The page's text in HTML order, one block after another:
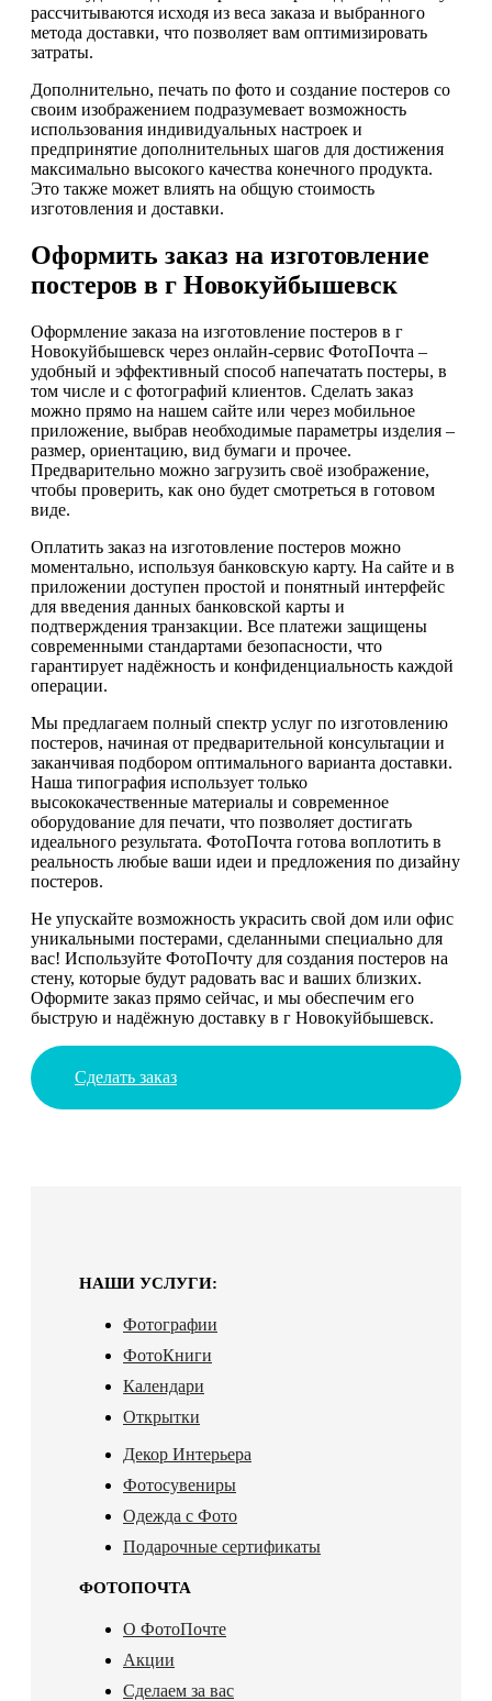
рассчитываются исходя из веса заказа и выбранного
метода доставки, что позволяет вам оптимизировать
затраты.
Дополнительно, печать по фото и создание постеров со
своим изображением подразумевает возможность
использования индивидуальных настроек и
предпринятие дополнительных шагов для достижения
максимально высокого качества конечного продукта.
Это также может влиять на общую стоимость
изготовления и доставки.
Оформить заказ на изготовление
постеров в г Новокуйбышевск
Оформление заказа на изготовление постеров в г
Новокуйбышевск через онлайн-сервис ФотоПочта –
удобный и эффективный способ напечатать постеры, в
том числе и с фотографий клиентов. Сделать заказ
можно прямо на нашем сайте или через мобильное
приложение, выбрав необходимые параметры изделия –
размер, ориентацию, вид бумаги и прочее.
Предварительно можно загрузить своё изображение,
чтобы проверить, как оно будет смотреться в готовом
виде.
Оплатить заказ на изготовление постеров можно
моментально, используя банковскую карту. На сайте и в
приложении доступен простой и понятный интерфейс
для введения данных банковской карты и
подтверждения транзакции. Все платежи защищены
современными стандартами безопасности, что
гарантирует надёжность и конфиденциальность каждой
операции.
Мы предлагаем полный спектр услуг по изготовлению
постеров, начиная от предварительной консультации и
заканчивая подбором оптимального варианта доставки.
Наша типография использует только
высококачественные материалы и современное
оборудование для печати, что позволяет достигать
идеального результата. ФотоПочта готова воплотить в
реальность любые ваши идеи и предложения по дизайну
постеров.
Не упускайте возможность украсить свой дом или офис
уникальными постерами, сделанными специально для
вас! Используйте ФотоПочту для создания постеров на
стену, которые будут радовать вас и ваших близких.
Оформите заказ прямо сейчас, и мы обеспечим его
быструю и надёжную доставку в г Новокуйбышевск.
Сделать заказ
НАШИ УСЛУГИ:
Фотографии
ФотоКниги
Календари
Открытки
Декор Интерьера
Фотосувениры
Одежда с Фото
Подарочные сертификаты
ФОТОПОЧТА
О ФотоПочте
Акции
Сделаем за вас